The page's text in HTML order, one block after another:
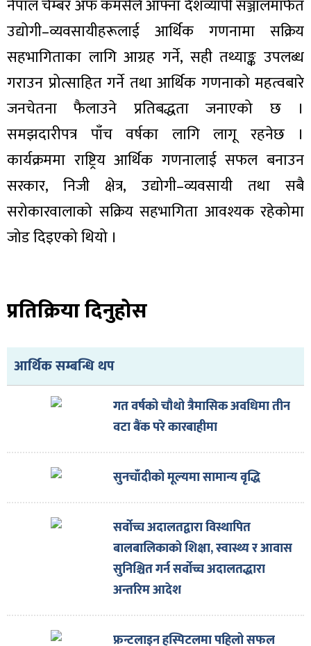
नेपाल चेम्बर अफ कमर्सले आफ्ना देशव्यापी सञ्जालमार्फत
उद्योगी–व्यवसायीहरूलाई आर्थिक गणनामा सक्रिय
सहभागिताका लागि आग्रह गर्ने, सही तथ्याङ्क उपलब्ध
गराउन प्रोत्साहित गर्ने तथा आर्थिक गणनाको महत्वबारे
जनचेतना फैलाउने प्रतिबद्धता जनाएको छ ।
समझदारीपत्र पाँच वर्षका लागि लागू रहनेछ ।
कार्यक्रममा राष्ट्रिय आर्थिक गणनालाई सफल बनाउन
सरकार, निजी क्षेत्र, उद्योगी–व्यवसायी तथा सबै
सरोकारवालाको सक्रिय सहभागिता आवश्यक रहेकोमा
जोड दिइएको थियो ।
प्रतिक्रिया दिनुहोस
आर्थिक सम्बन्धि थप
गत वर्षको चौथो त्रैमासिक अवधिमा तीन
वटा बैंक परे कारबाहीमा
सुनचाँदीको मूल्यमा सामान्य वृद्धि
सर्वोच्च अदालतद्वारा विस्थापित
बालबालिकाको शिक्षा, स्वास्थ्य र आवास
सुनिश्चित गर्न सर्वोच्च अदालतद्धारा
अन्तरिम आदेश
फ्रन्टलाइन हस्पिटलमा पहिलो सफल